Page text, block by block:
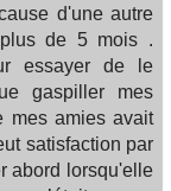
d'une autre
de 5 mois .
essayer de le
gaspiller mes
mes amies avait
satisfaction par
abord lorsqu'elle